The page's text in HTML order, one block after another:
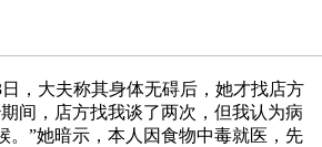
大夫称其身体无碍后，她才找店方
间，店方找我谈了两次，但我认为病
。”她暗示，本人因食物中毒就医，先